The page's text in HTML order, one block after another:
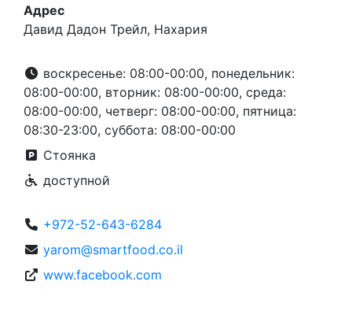
Адрес
Давид Дадон Трейл, Нахария
воскресенье: 08:00-00:00, понедельник:
08:00-00:00, вторник: 08:00-00:00, среда:
08:00-00:00, четверг: 08:00-00:00, пятница:
08:30-23:00, суббота: 08:00-00:00
Стоянка
доступной
+972-52-643-6284
yarom@smartfood.co.il
www.facebook.com